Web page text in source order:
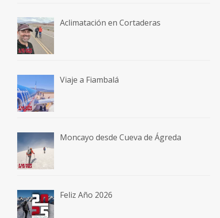
Aclimatación en Cortaderas
Viaje a Fiambalá
Moncayo desde Cueva de Ágreda
Feliz Año 2026